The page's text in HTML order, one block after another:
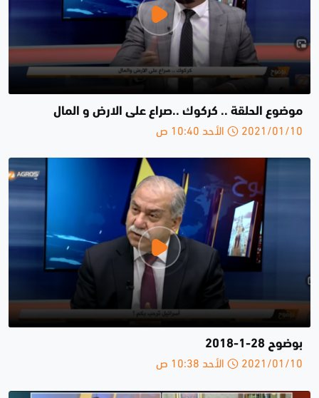
موضوع الحلقة .. كركوك ..صراع على الارض و المال
2021/01/10 الأحد 10:40 ص
بوضوح 28-1-2018
2021/01/10 الأحد 10:38 ص